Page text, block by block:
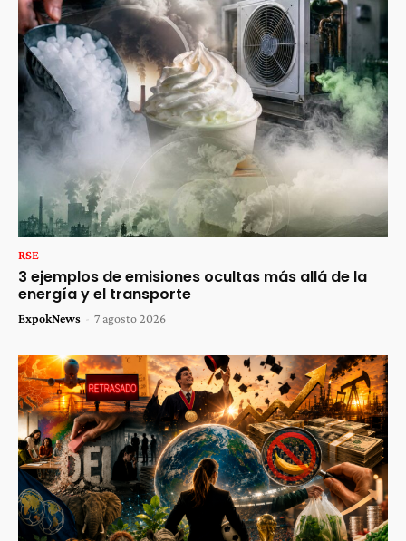
RSE
3 ejemplos de emisiones ocultas más allá de la
energía y el transporte
ExpokNews - 7 agosto 2026